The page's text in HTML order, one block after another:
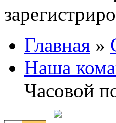
Главная »
Наша
Часовой